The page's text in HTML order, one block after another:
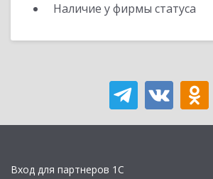
Наличие у фирмы статуса
Вход для партнеров 1С